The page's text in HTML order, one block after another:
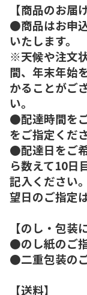
【商品のお届
●商品はお申
いたします。
※天候や注文
間、年末年始
かることがご
い。
●配達時間を
をご指定くだ
●配達日をご
ら数えて10日
記入ください
望日のご指定
【のし・包装
●のし紙のご
●二重包装の
【送料】